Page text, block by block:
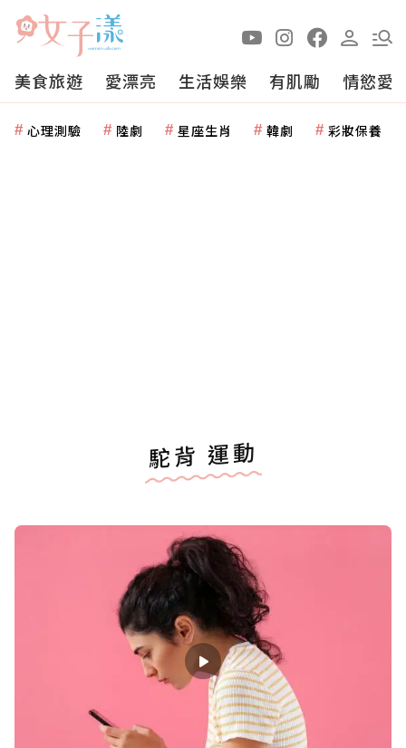
美食旅遊 愛漂亮 生活娛樂 有肌勵 情慾愛
心理測驗 陸劇 星座生肖 韓劇 彩妝保養
駝背 運動